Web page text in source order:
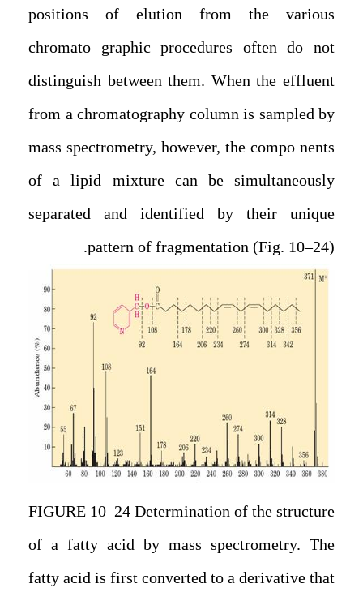
positions of elution from the various
chromato graphic procedures often do not
distinguish between them. When the effluent
from a chromatography column is sampled by
mass spectrometry, however, the compo nents
of a lipid mixture can be simultaneously
separated and identified by their unique
pattern of fragmentation (Fig. 10–24).
FIGURE 10–24 Determination of the structure
of a fatty acid by mass spectrometry. The
fatty acid is first converted to a derivative that